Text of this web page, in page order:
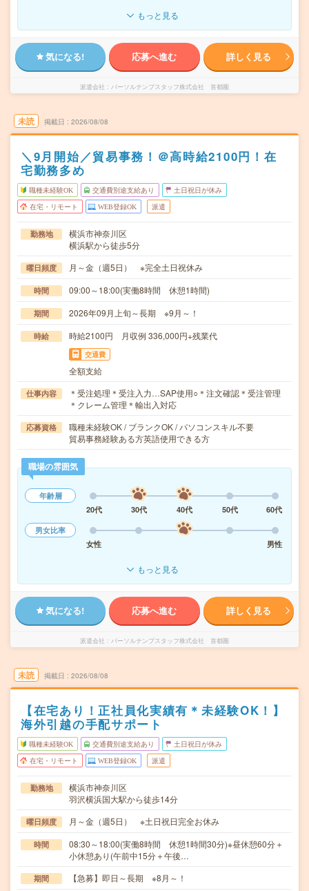
もっと見る
気になる! 応募へ進む 詳しく見る
派遣会社 パーソルテンプスタッフ株式会社 首都圏
未読 掲載日 2026/08/08
＼9月開始／貿易事務！＠高時給2100円！在
宅勤務多め
職種未経験OK 交通費別途支給あり 土日祝日が休み
在宅・リモート WEB登録OK 派遣
勤務地
横浜市神奈川区
横浜駅から徒歩5分
曜日頻度 月～金（週5日） ※完全土日祝休み
時間 09:00～18:00(実働8時間 休憩1時間)
期間 2026年09月上旬～長期 ※9月～！
時給 時給2100円 月収例 336,000円+残業代
交通費
全額支給
仕事内容
＊受注処理＊受注入力…SAP使用○＊注文確認＊受注管理
＊クレーム管理＊輸出入対応
応募資格
職種未経験OK / ブランクOK / パソコンスキル不要
貿易事務経験ある方英語使用できる方
職場の雰囲気
年齢層
20代
30代 40代 50代
60代
男女比率
女性
男性
もっと見る
気になる! 応募へ進む 詳しく見る
派遣会社 パーソルテンプスタッフ株式会社 首都圏
未読 掲載日 2026/08/08
【在宅あり！正社員化実績有＊未経験OK！】
海外引越の手配サポート
職種未経験OK 交通費別途支給あり 土日祝日が休み
在宅・リモート WEB登録OK 派遣
勤務地
横浜市神奈川区
羽沢横浜国大駅から徒歩14分
曜日頻度 月～金（週5日） ※土日祝日完全お休み
時間
08:30～18:00(実働8時間 休憩1時間30分)※昼休憩60分＋
小休憩あり(午前中15分＋午後…
期間 【急募】即日～長期 ※8月～！